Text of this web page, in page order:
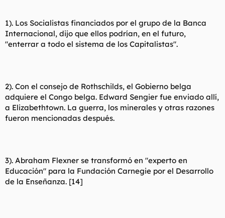
1). Los Socialistas financiados por el grupo de la Banca
Internacional, dijo que ellos podrían, en el futuro,
"enterrar a todo el sistema de los Capitalistas".
2). Con el consejo de Rothschilds, el Gobierno belga
adquiere el Congo belga. Edward Sengier fue enviado allí,
a Elizabethtown. La guerra, los minerales y otras razones
fueron mencionadas después.
3). Abraham Flexner se transformó en "experto en
Educación" para la Fundación Carnegie por el Desarrollo
de la Enseñanza. [14]